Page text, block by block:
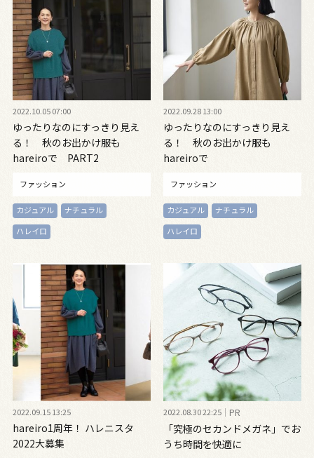
2022.10.05 07:00
ゆったりなのにすっきり見え
る！ 秋のお出かけ服も
hareiroで PART2
ファッション
カジュアル
ナチュラル
ハレイロ
2022.09.28 13:00
ゆったりなのにすっきり見え
る！ 秋のお出かけ服も
hareiroで
ファッション
カジュアル
ナチュラル
ハレイロ
2022.09.15 13:25
hareiro1周年！ ハレニスタ
2022大募集
2022.08.30 22:25 PR
「究極のセカンドメガネ」でお
うち時間を快適に